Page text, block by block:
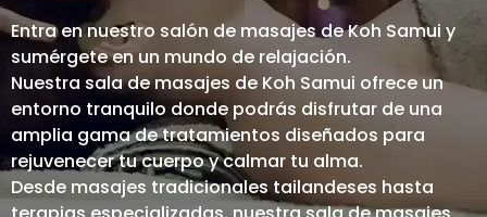
Entra en nuestro salón de masajes de Koh Samui y
sumérgete en un mundo de relajación.
Nuestra sala de masajes de Koh Samui ofrece un
entorno tranquilo donde podrás disfrutar de una
amplia gama de tratamientos diseñados para
rejuvenecer tu cuerpo y calmar tu alma.
Desde masajes tradicionales tailandeses hasta